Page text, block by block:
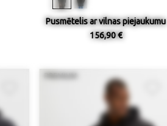
Pusmētelis ar vilnas piejaukumu
156,90 €